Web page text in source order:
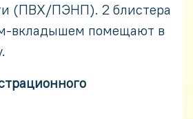
(ПВХ/ПЭНП). 2 блистера
вкладышем помещают в